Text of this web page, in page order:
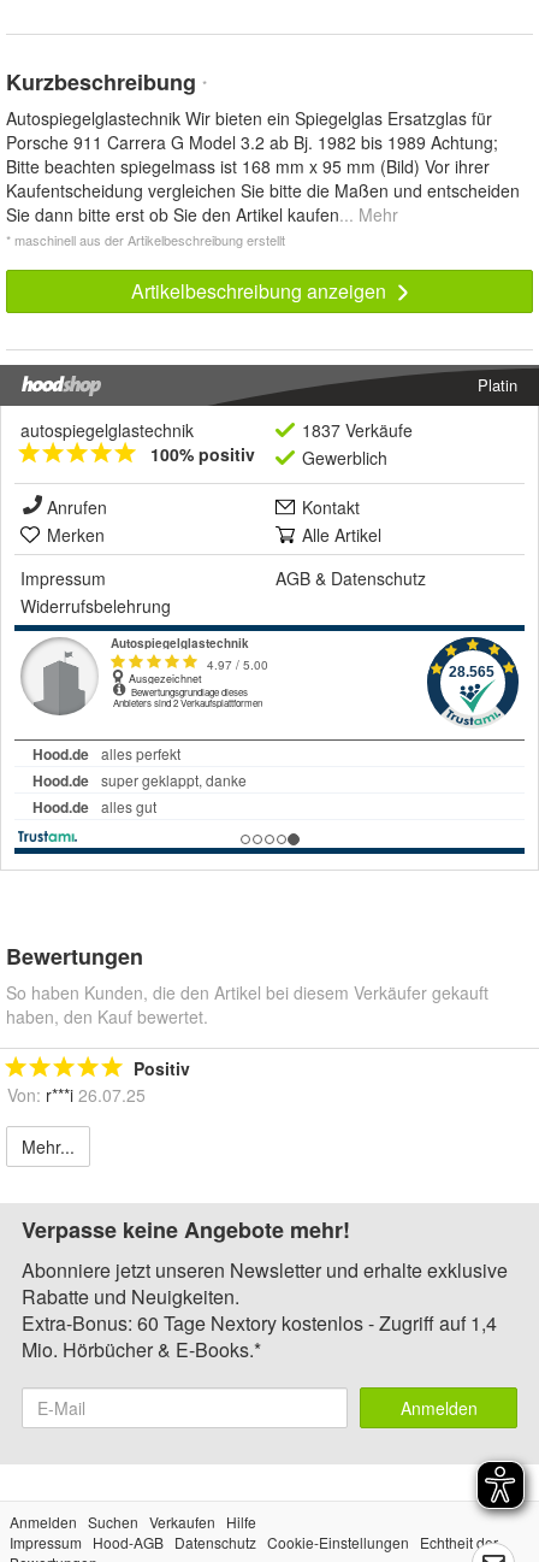
Kurzbeschreibung *
Autospiegelglastechnik Wir bieten ein Spiegelglas Ersatzglas für
Porsche 911 Carrera G Model 3.2 ab Bj. 1982 bis 1989 Achtung;
Bitte beachten spiegelmass ist 168 mm x 95 mm (Bild) Vor ihrer
Kaufentscheidung vergleichen Sie bitte die Maßen und entscheiden
Sie dann bitte erst ob Sie den Artikel kaufen... Mehr
* maschinell aus der Artikelbeschreibung erstellt
Artikelbeschreibung anzeigen
Platin
autospiegelglastechnik
100% positiv
1837 Verkäufe
Gewerblich
Anrufen
Kontakt
Merken
Alle Artikel
Impressum
AGB & Datenschutz
Widerrufsbelehrung
Bewertungen
So haben Kunden, die den Artikel bei diesem Verkäufer gekauft
haben, den Kauf bewertet.
Positiv
Von: r***i 26.07.25
Mehr...
Verpasse keine Angebote mehr!
Abonniere jetzt unseren Newsletter und erhalte exklusive
Rabatte und Neuigkeiten.
Extra-Bonus: 60 Tage Nextory kostenlos - Zugriff auf 1,4
Mio. Hörbücher & E-Books.*
Anmelden
Anmelden Suchen Verkaufen
Hilfe
Impressum
Hood-AGB Datenschutz Cookie-Einstellungen
Echtheit der